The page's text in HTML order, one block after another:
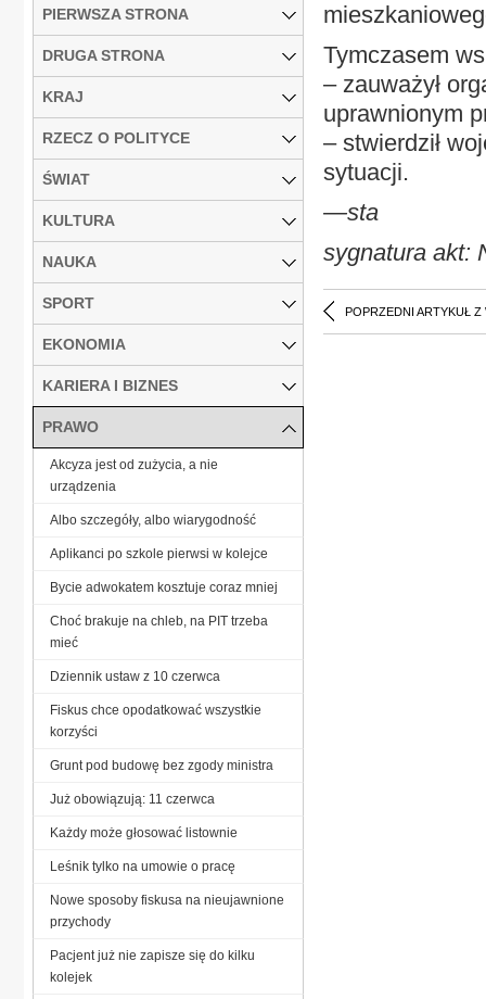
Tymczasem
– zauważył
uprawnionym
– stwierdził
sytuacji.
—sta
sygnatura akt:
POPRZEDNI ARTYKUŁ Z
PIERWSZA STRONA
DRUGA STRONA
KRAJ
RZECZ O POLITYCE
ŚWIAT
KULTURA
NAUKA
SPORT
EKONOMIA
KARIERA I BIZNES
PRAWO
Akcyza jest od zużycia, a nie
urządzenia
Albo szczegóły, albo wiarygodność
Aplikanci po szkole pierwsi w kolejce
Bycie adwokatem kosztuje coraz mniej
Choć brakuje na chleb, na PIT trzeba
mieć
Dziennik ustaw z 10 czerwca
Fiskus chce opodatkować wszystkie
korzyści
Grunt pod budowę bez zgody ministra
Już obowiązują: 11 czerwca
Każdy może głosować listownie
Leśnik tylko na umowie o pracę
Nowe sposoby fiskusa na nieujawnione
przychody
Pacjent już nie zapisze się do kilku
kolejek